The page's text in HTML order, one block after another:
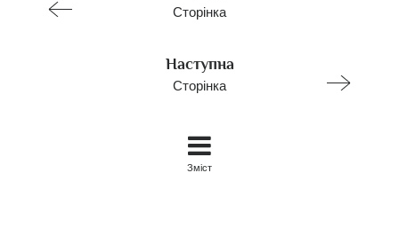
Сторінка
Наступна
Сторінка
Зміст